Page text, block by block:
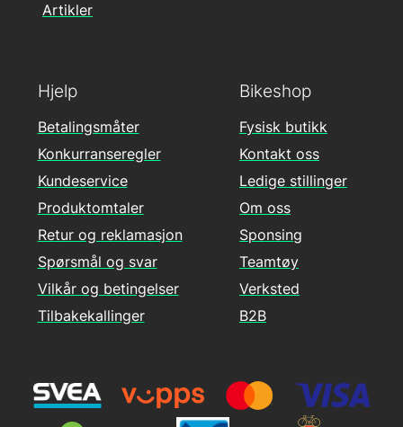
Hjelp
Betalingsmåter
Konkurranseregler
Kundeservice
Produktomtaler
Retur og reklamasjon
Spørsmål og svar
Vilkår og betingelser
Tilbakekallinger
Artikler
Bikeshop
Fysisk butikk
Kontakt oss
Ledige stillinger
Om oss
Sponsing
Teamtøy
Verksted
B2B